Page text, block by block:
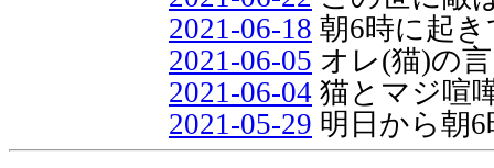
2021-06-18 朝6時に起
2021-06-05 オレ(猫)の
2021-06-04 猫とマジ喧
2021-05-29 明日から朝